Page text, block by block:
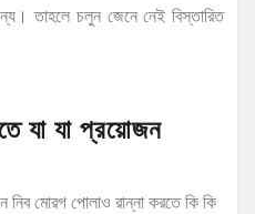
তাহলে চলুন জেনে নেই বিস্তারিত
যা যা প্রয়োজন
মোরগ পোলাও রান্না করতে কি কি